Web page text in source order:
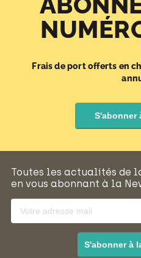
Frais de port offerts en
S'abonner
Toutes les actualités de
en vous abonnant à la
S'abonner à